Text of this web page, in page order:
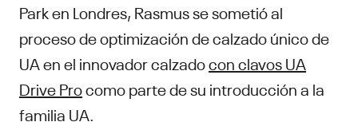
Park en Londres, Rasmus se sometió al
proceso de optimización de calzado único de
UA en el innovador calzadocon clavos UA
Drive Procomo parte de su introducción a la
familia UA.